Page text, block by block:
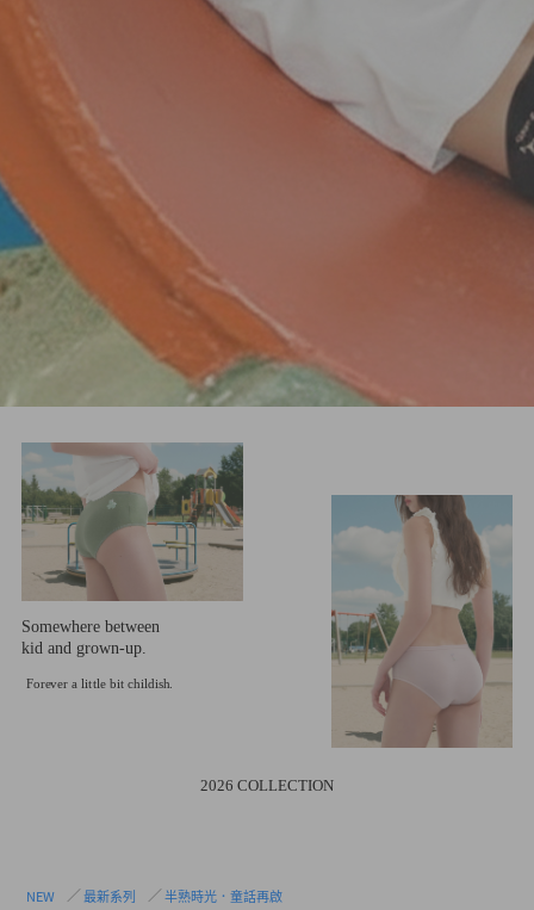
Somewhere between
kid and grown-up.
Forever a little bit childish.
2026 COLLECTION
NEW 最新系列 半熟時光．童話再啟